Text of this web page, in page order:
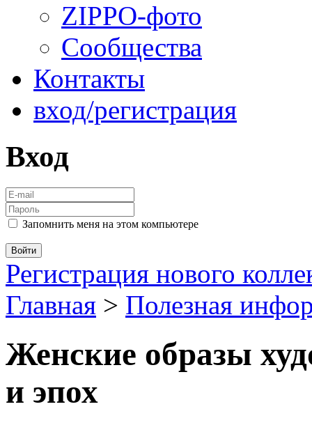
ZIPPO-фото
Сообщества
Контакты
вход/регистрация
Вход
Запомнить меня на этом компьютере
Регистрация нового
Главная > Полезная
Женские образы
и эпох